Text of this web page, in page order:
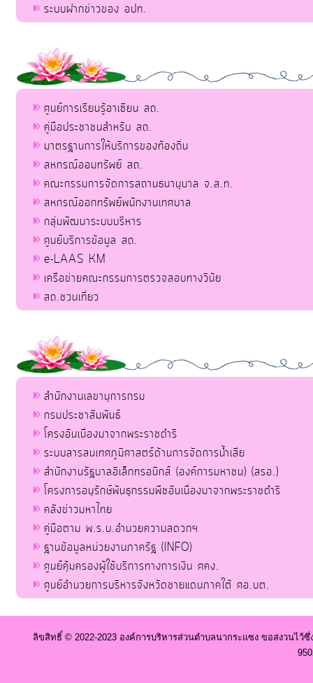
ระบบฝากข่าวของ อปท.
ศูนย์การเรียนรู้อาเซียน สถ.
คู่มือประชาชนสำหรับ สถ.
มาตรฐานการให้บริการของท้องถิ่น
สหกรณ์ออมทรัพย์ สถ.
คณะกรรมการจัดการสถานธนานุบาล จ.ส.ท.
สหกรณ์ออกทรัพย์พนักงานเทศบาล
กลุ่มพัฒนาระบบบริหาร
ศูนย์บริการข้อมูล สถ.
e-LAAS KM
เครือข่ายคณะกรรมการตรวจสอบทางวินัย
สถ.ชวนเที่ยว
สำนักงานเลขานุการกรม
กรมประชาสัมพันธ์
โครงอันเนื่องมาจากพระราชดำริ
ระบบสารสนเทศภูมิศาสตร์ด้านการจัดการน้ำเสีย
สำนักงานรัฐบาลอิเล็กทรอนิกส์ (องค์การมหาชน) (สรอ.)
โครงการอนุรักษ์พันธุกรรมพืชอันเนื่องมาจากพระราชดำริ
คลังข่าวมหาไทย
คู่มือตาม พ.ร.บ.อำนวยความสดวกฯ
ฐานข้อมูลหน่วยงานภาครัฐ (INFO)
ศูนย์คุ้มครองผู้ใช้บริการทางการเงิน ศคง.
ศูนย์อำนวยการบริหารจังหวัดชายแดนภาคใต้ ศอ.บต.
ลิขสิทธิ์ © 2022-2023 องค์การบริหารส่วนตำบลนากระแซง ขอสงวนไว้